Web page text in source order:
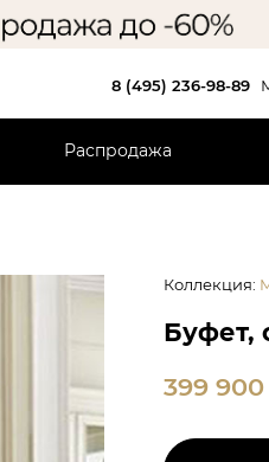
8 (495) 236-98-89
Распродажа
Коллекция:
Буфет,
399 900